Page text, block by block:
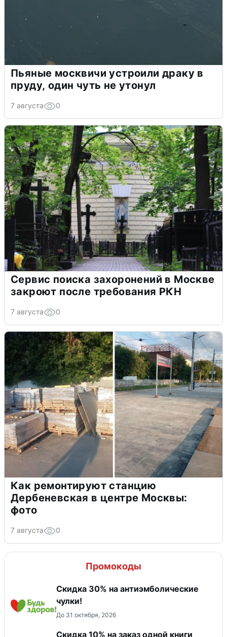
Пьяные москвичи устроили драку в
пруду, один чуть не утонул
7 августа 0
Сервис поиска захоронений в Москве
закроют после требования РКН
7 августа 0
Как ремонтируют станцию
Дербеневская в центре Москвы:
фото
7 августа 0
Промокоды
Скидка 30% на антиэмболические
чулки!
До 31 октября, 2026
Скидка 10% на заказ одной книги